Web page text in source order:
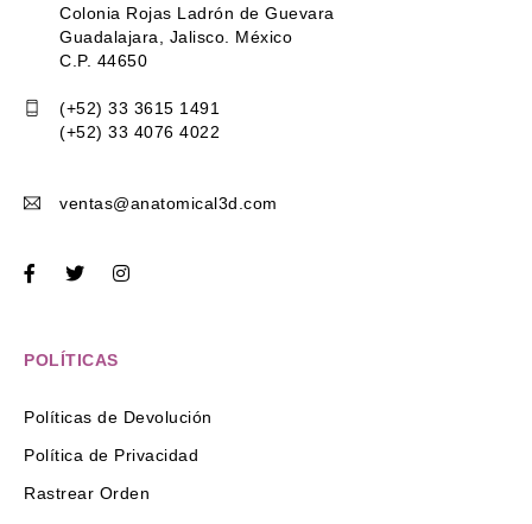
Colonia Rojas Ladrón de Guevara
Guadalajara, Jalisco. México
C.P. 44650
(+52) 33 3615 1491
(+52) 33 4076 4022
ventas@anatomical3d.com
POLÍTICAS
Políticas de Devolución
Política de Privacidad
Rastrear Orden